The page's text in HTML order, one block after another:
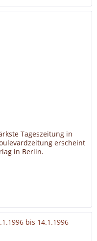
Tageszeitung in
erscheint
in Berlin.